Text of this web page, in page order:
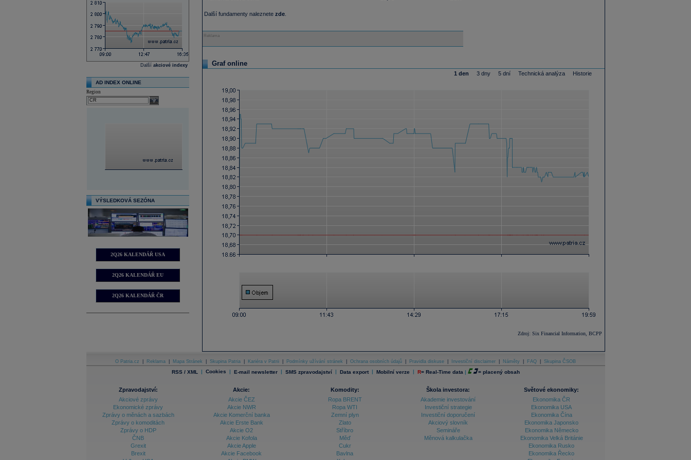
Další akciové indexy
AD INDEX ONLINE
Region
select
VÝSLEDKOVÁ SEZÓNA
2Q26 KALENDÁŘ USA
2Q26 KALENDÁŘ EU
2Q26 KALENDÁŘ ČR
Další fundamenty naleznete zde.
Reklama
Graf online
1 den 3 dny 5 dní Technická analýza Historie
Zdroj: Six Financial Information, BCPP
O Patria.cz Reklama Mapa Stránek Skupina Patria Kariéra v Patrii Podmínky užívání stránek Ochrana osobních údajů Pravidla diskuse Investiční disclaimer Náměty FAQ Skupina ČSOB
RSS / XML | Cookies | E-mail newsletter | SMS zpravodajství | Data export | Mobilní verze | R= Real-Time data | = placený obsah
Zpravodajství:
Akciové zprávy
Ekonomické zprávy
Zprávy o měnách a sazbách
Zprávy o komoditách
Zprávy o HDP
ČNB
Grexit
Brexit
Akcie:
Akcie ČEZ
Akcie NWR
Akcie Komerční banka
Akcie Erste Bank
Akcie O2
Akcie Kofola
Akcie Apple
Akcie Facebook
Komodity:
Ropa BRENT
Ropa WTI
Zemní plyn
Zlato
Stříbro
Měď
Cukr
Bavlna
Škola investora:
Akademie investování
Investiční strategie
Investiční doporučení
Akciový slovník
Semináře
Měnová kalkulačka
Světové ekonomiky:
Ekonomika ČR
Ekonomika USA
Ekonomika Čína
Ekonomika Japonsko
Ekonomika Německo
Ekonomika Velká Británie
Ekonomika Rusko
Ekonomika Řecko